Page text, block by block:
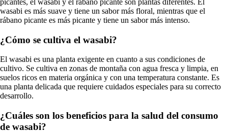
picantes, el wasabi y el rábano picante son plantas diferentes. El
wasabi es más suave y tiene un sabor más floral, mientras que el
rábano picante es más picante y tiene un sabor más intenso.
¿Cómo se cultiva el wasabi?
El wasabi es una planta exigente en cuanto a sus condiciones de
cultivo. Se cultiva en zonas de montaña con agua fresca y limpia, en
suelos ricos en materia orgánica y con una temperatura constante. Es
una planta delicada que requiere cuidados especiales para su correcto
desarrollo.
¿Cuáles son los beneficios para la salud del consumo
de wasabi?